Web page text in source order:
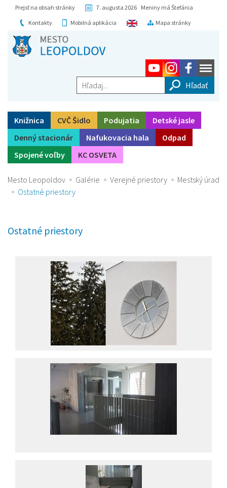
Prejsť na obsah stránky
7. augusta 2026 Meniny má Štefánia
Kontakty
Mobilná aplikácia Mapa stránky
Hľadaj...
Knižnica CVČ Šidlo Podujatia
Detské jasle
Denný stacionár
Nafukovacia hala
Odpad
Spojené voľby
KC OSVETA
Mesto Leopoldov Galérie Verejné priestory
Mestský úrad
Ostatné priestory
Ostatné priestory